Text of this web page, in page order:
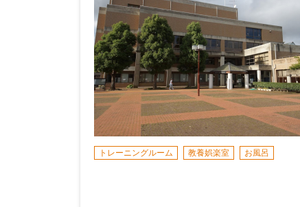
トレーニングルーム 教養娯楽室 お風呂